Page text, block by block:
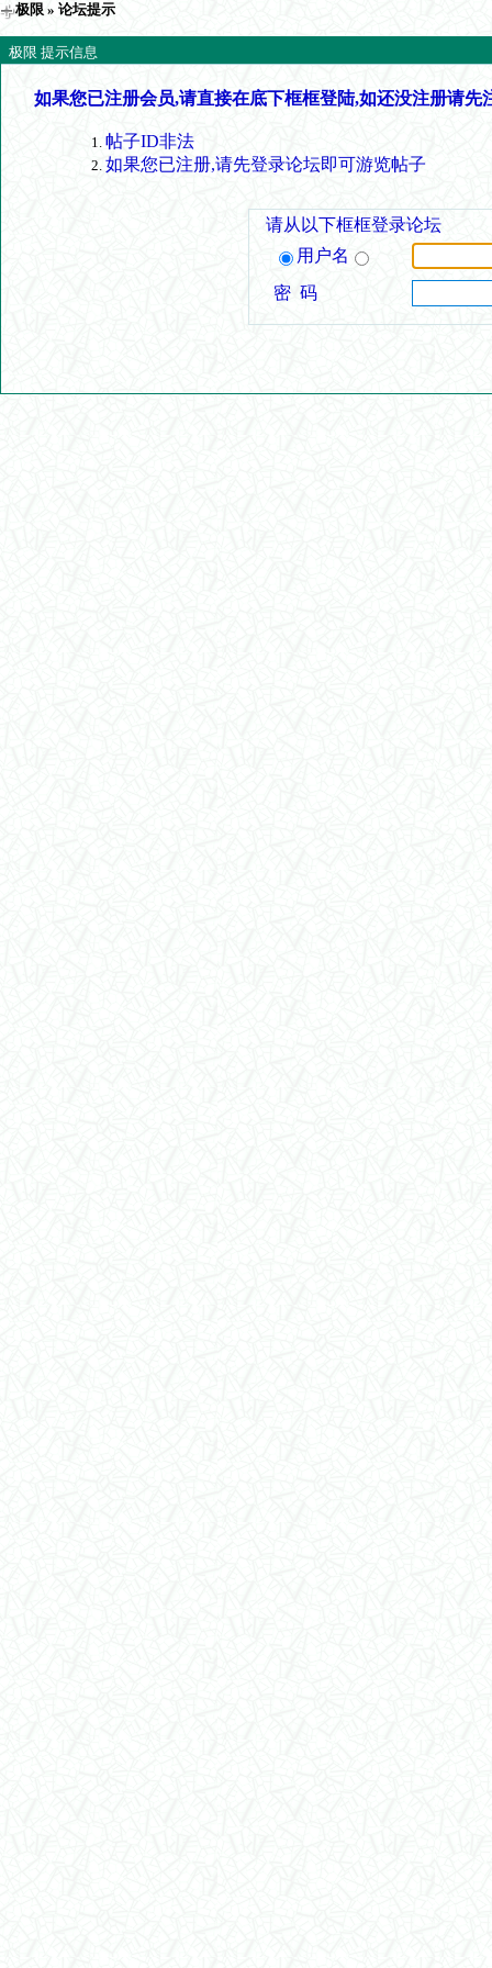
极限 » 论坛提示
极限 提示信息
如果您已注册会员,请直接在底下框框登陆,如还没注册请先
帖子ID非法
如果您已注册,请先登录论坛即可游览帖子
请从以下框框登录论坛
用户名
密 码